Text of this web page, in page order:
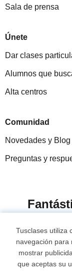
Sala de prensa
Únete
Dar clases
Alumnos que
Alta centros
Comunidad
Novedades y Blog
Preguntas y
©
Tusclases utiliza
navegación para
mostrar
que aceptas su